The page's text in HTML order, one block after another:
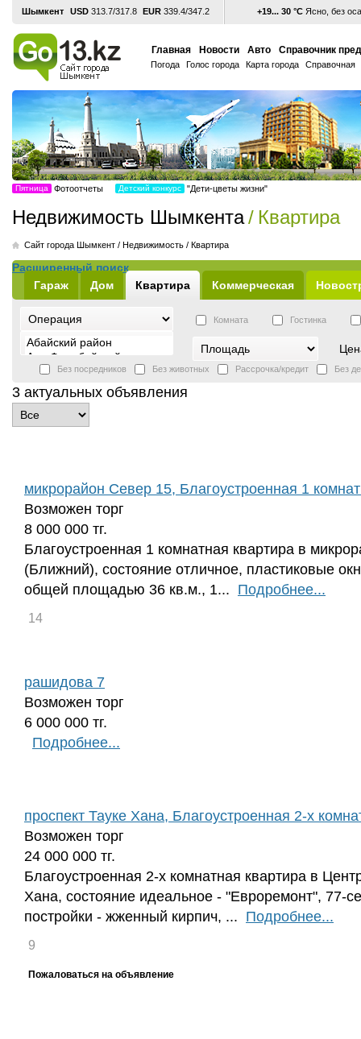
Шымкент USD 313.7/317.8 EUR 339.4/347.2 +19... 30 °С Ясно, без
Главная Новости Авто Справочник
Погода Голос города Карта города Справочная
Пятница Фотоотчеты Детский конкурс "Дети-цветы жизни"
Недвижимость Шымкента/ Квартира
Cайт города Шымкент / Недвижимость / Квартира
Гараж Дом Квартира Коммерческая
Расширенный поиск
Комната Гостинка
Без посредников Без животных Рассрочка/кредит Без
3 актуальных объявления
микрорайон Север 15, Благоустроенная 1
Возможен торг
8 000 000 тг.
Благоустроенная 1 комнатная квартира в
(Ближний), состояние отличное, пластиковые
общей площадью 36 кв.м., 1... Подробнее...
14
рашидова 7
Возможен торг
6 000 000 тг.
Подробнее...
проспект Тауке Хана, Благоустроенная 2-х
Возможен торг
24 000 000 тг.
Благоустроенная 2-х комнатная квартира в
Хана, состояние идеальное - "Евроремонт", 77-
постройки - жженный кирпич, ... Подробнее...
9
Пожаловаться на объявление